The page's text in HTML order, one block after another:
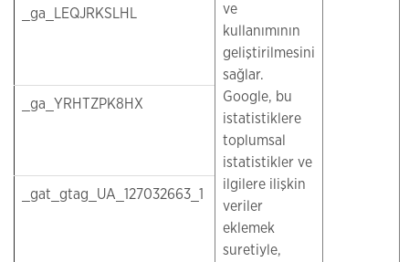
ve
kullanımının
geliştirilmesini
sağlar.
Google, bu
istatistiklere
toplumsal
istatistikler ve
ilgilere ilişkin
veriler
eklemek
suretiyle,
_ga_LEQJRKSLHL
_ga_YRHTZPK8HX
_gat_gtag_UA_127032663_1